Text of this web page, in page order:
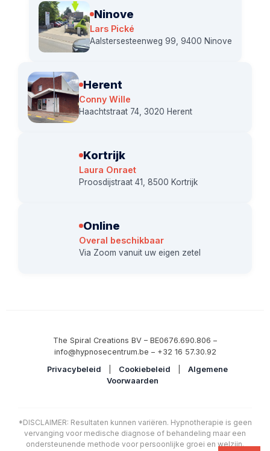
Ninove
Lars Pické
Aalstersesteenweg 99, 9400 Ninove
Herent
Conny Wille
Haachtstraat 74, 3020 Herent
Kortrijk
Laura Onraet
Proosdijstraat 41, 8500 Kortrijk
Online
Overal beschikbaar
Via Zoom vanuit uw eigen zetel
The Spiral Creations BV – BE0676.690.806 –
info@hypnosecentrum.be – +32 16 57.30.92
Privacybeleid
Cookiebeleid
Algemene
Voorwaarden
*DISCLAIMER: Resultaten kunnen variëren. Hypnotherapie is geen
vervanging voor medische diagnose of behandeling maar een
ondersteunende methode voor persoonlijke groei en welzijn.